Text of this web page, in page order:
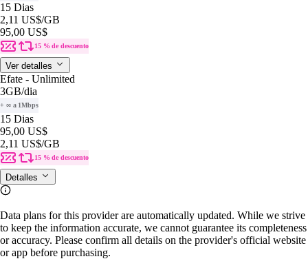
15 Dias
2,11 US$/GB
95,00 US$
15 % de descuento
Ver detalles
Efate - Unlimited
3GB/dia
+ ∞ a 1Mbps
15 Dias
95,00 US$
2,11 US$/GB
15 % de descuento
Detalles
Data plans for this provider are automatically updated. While we strive
to keep the information accurate, we cannot guarantee its completeness
or accuracy. Please confirm all details on the provider's official website
or app before purchasing.